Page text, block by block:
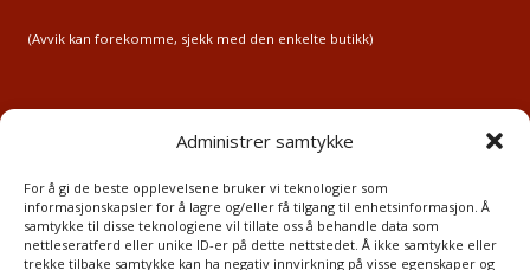
Administrer samtykke
For å gi de beste opplevelsene bruker vi teknologier som
informasjonskapsler for å lagre og/eller få tilgang til enhetsinformasjon. Å
samtykke til disse teknologiene vil tillate oss å behandle data som
nettleseratferd eller unike ID-er på dette nettstedet. Å ikke samtykke eller
trekke tilbake samtykke kan ha negativ innvirkning på visse egenskaper og
(Avvik kan forekomme, sjekk med den enkelte butikk)
Medlemsbedrifter
Ledige lokaler
Nyttige lenker
Aktuelt